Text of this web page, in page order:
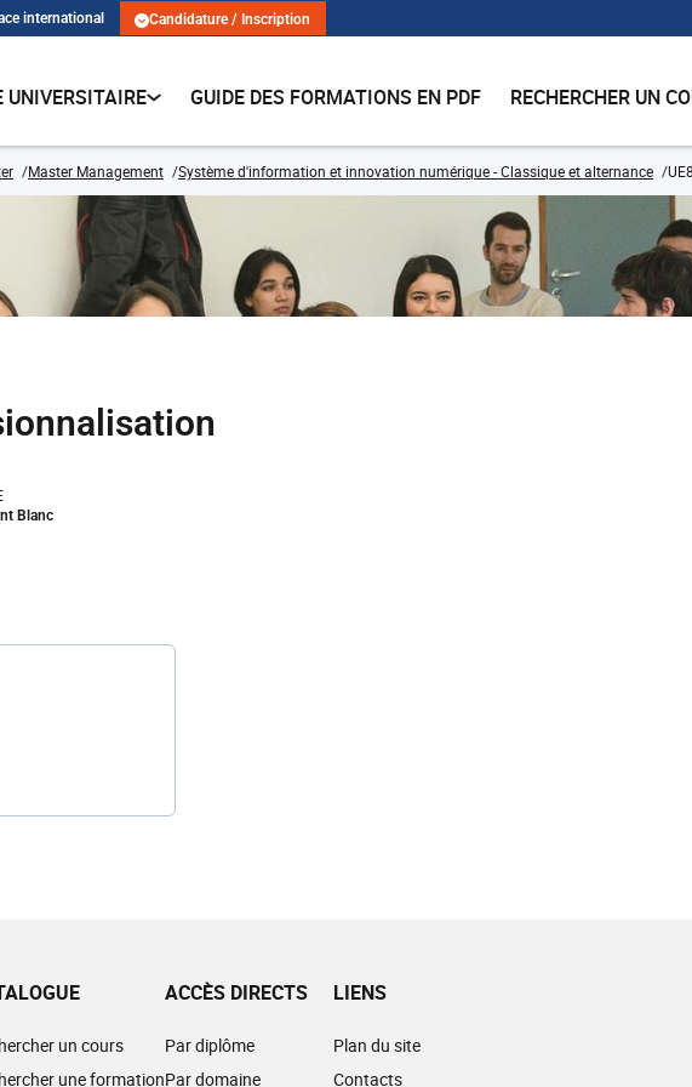
international Candidature / Inscription
UNIVERSITAIRE GUIDE DES FORMATIONS EN PDF RECHERCHER UN
Master Management Système d'information et innovation numérique - Classique et alternance
Blanc
un cours
une formation
ACCÈS DIRECTS
Par diplôme
Par domaine
LIENS
Plan du site
Contacts